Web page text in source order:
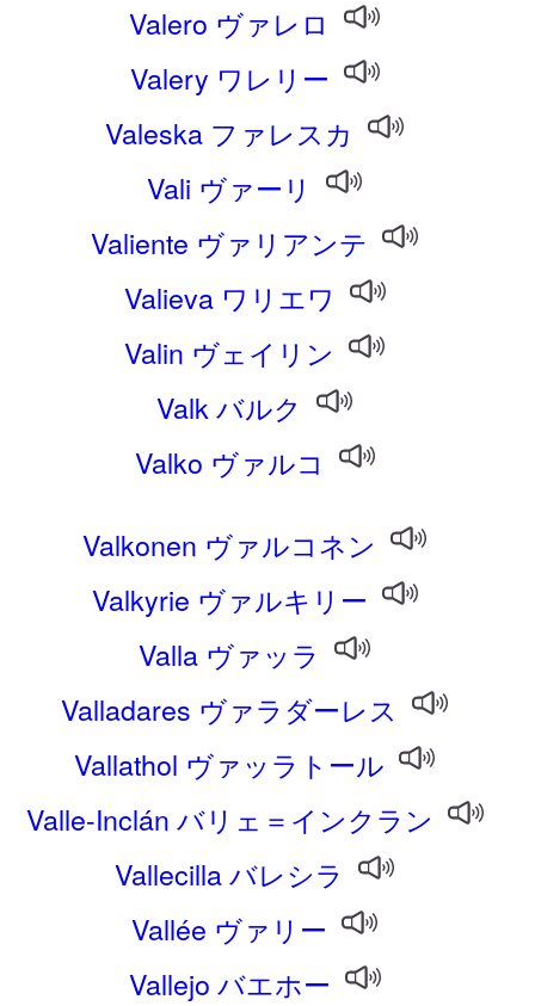
Valero ヴァレロ
Valery ワレリー
Valeska ファレスカ
Vali ヴァーリ
Valiente ヴァリアンテ
Valieva ワリエワ
Valin ヴェイリン
Valk バルク
Valko ヴァルコ
Valkonen ヴァルコネン
Valkyrie ヴァルキリー
Valla ヴァッラ
Valladares ヴァラダーレス
Vallathol ヴァッラトール
Valle-Inclán バリェ＝インクラン
Vallecilla バレシラ
Vallée ヴァリー
Vallejo バエホー